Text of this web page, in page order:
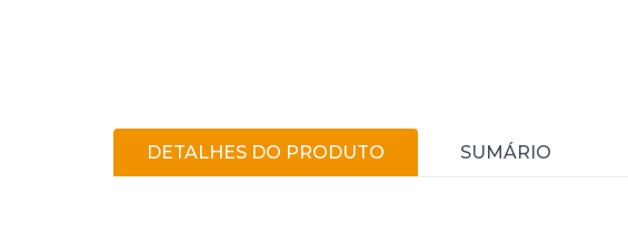
DETALHES DO PRODUTO SUMÁRIO